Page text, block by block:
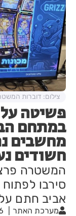
פשיטה על
מחשבים
חשודים
המשטרה
סירבו
אביב חתם
מערכת האתר
צילום: דוברות